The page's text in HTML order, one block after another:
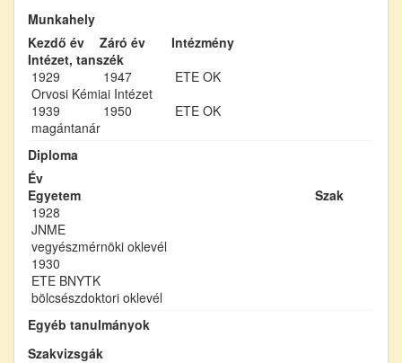
Munkahely
Kezdő év
Záró év
Intézmény
Intézet, tanszék
1929
1947
ETE OK
Orvosi Kémiai Intézet
1939
1950
ETE OK
magántanár
Diploma
Év
Egyetem
Szak
1928
JNME
vegyészmérnöki oklevél
1930
ETE BNYTK
bölcsészdoktori oklevél
Egyéb tanulmányok
Szakvizsgák